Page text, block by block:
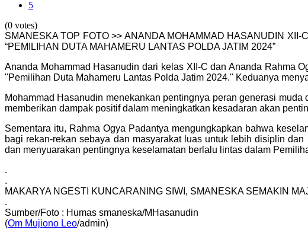
5
(0 votes)
SMANESKA TOP FOTO >> ANANDA MOHAMMAD HASANUDIN
“PEMILIHAN DUTA MAHAMERU LANTAS POLDA JATIM 2024”
Ananda Mohammad Hasanudin dari kelas XII-C dan Ananda Rahma
"Pemilihan Duta Mahameru Lantas Polda Jatim 2024." Keduanya
Mohammad Hasanudin menekankan pentingnya peran generasi
memberikan dampak positif dalam meningkatkan kesadaran akan
Sementara itu, Rahma Ogya Padantya mengungkapkan bahwa
bagi rekan-rekan sebaya dan masyarakat luas untuk lebih disiplin
dan menyuarakan pentingnya keselamatan berlalu lintas dalam
.
.
MAKARYA NGESTI KUNCARANING SIWI, SMANESKA SEMAKIN
.
Sumber/Foto : Humas smaneska/MHasanudin
(Om Mujiono Leo/admin)